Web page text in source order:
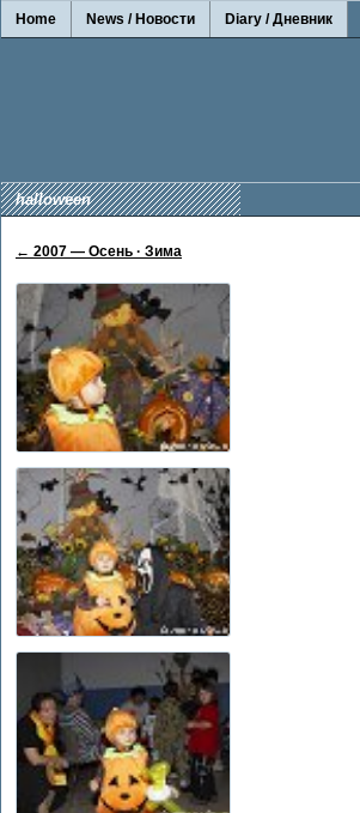
Home News / Новости Diary / Дневник
halloween
← 2007 — Осень · Зима